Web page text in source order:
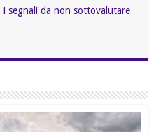
i segnali da non sottovalutare